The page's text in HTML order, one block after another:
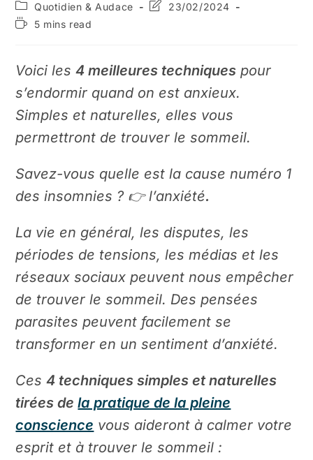
Quotidien & Audace
23/02/2024
5 mins read
Voici les4 meilleures techniques pour
s’endormir quand on est anxieux.
Simples et naturelles, elles vous
permettront de trouver le sommeil.
Savez-vous quelle est la cause numéro 1
des insomnies ? 👉 l’anxiété.
La vie en général, les disputes, les
périodes de tensions, les médias et les
réseaux sociaux peuvent nous empêcher
de trouver le sommeil. Des pensées
parasites peuvent facilement se
transformer en un sentiment d’anxiété.
Ces4 techniques simples et naturelles
tirées dela pratique de la pleine
conscience vous aideront à calmer votre
esprit et à trouver le sommeil :